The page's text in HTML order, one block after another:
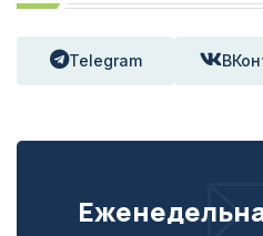
Telegram